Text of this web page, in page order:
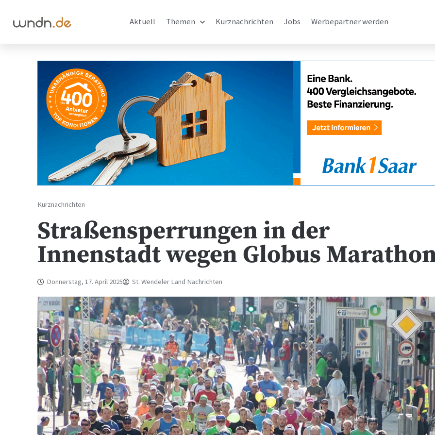
Aktuell Themen Kurznachrichten Jobs Werbepartner werden
Kurznachrichten
Straßensperrungen in der
Innenstadt wegen Globus
Donnerstag, 17. April 2025 St. Wendeler Land Nachrichten